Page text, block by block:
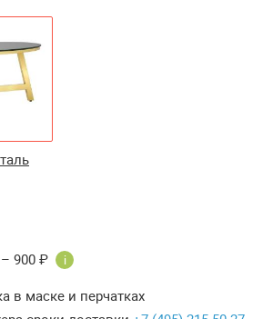
– 900 ₽ i
в маске и перчатках